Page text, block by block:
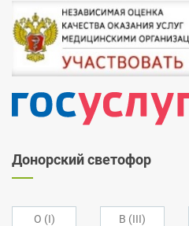
Донорский светофор
O (I)
B (III)